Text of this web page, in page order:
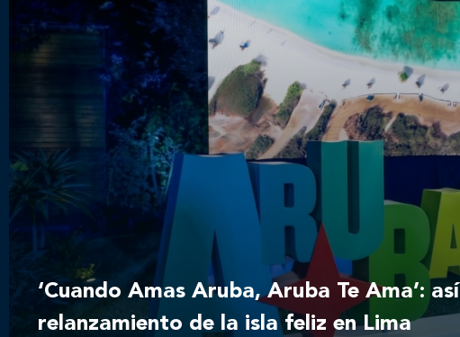
‘Cuando Amas Aruba, Aruba Te Ama’:
relanzamiento de la isla feliz en Lima